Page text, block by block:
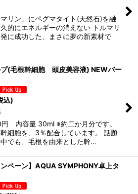
マリン」にペグマタイト(天然石)を融
的にエネルギーの消えない トルマリ
に成功した、まさに夢の新素材で
プ(毛根幹細胞 頭皮美容液) NEWバー
込)
内容量 30ml ※約二か月分です。
細胞を、3％配合しています。 話題
でも、毛根を由来とした幹…
ンペーン】AQUA SYMPHONY卓上タ